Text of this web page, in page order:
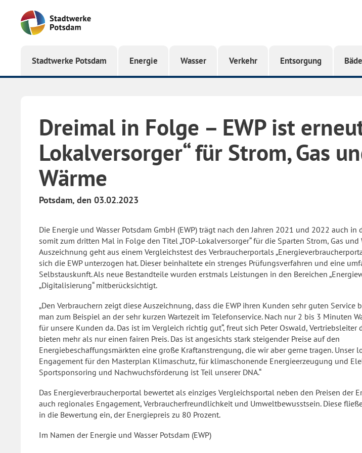
Startseite
Stadtwerke Potsdam Energie Wasser Verkehr Entsorgung
Dreimal in Folge – EWP ist erneut
Lokalversorger“ für Strom, Gas
Wärme
Potsdam, den 03.02.2023
Die Energie und Wasser Potsdam GmbH (EWP) trägt nach den Jahren 2021 und 2022 auch in
somit zum dritten Mal in Folge den Titel „TOP-Lokalversorger“ für die Sparten Strom, Gas und
Auszeichnung geht aus einem Vergleichstest des Verbraucherportals
sich die EWP unterzogen hat. Dieser beinhaltete ein strenges Prüfungsverfahren und eine
Selbstauskunft. Als neue Bestandteile wurden erstmals Leistungen in den Bereichen
„Digitalisierung“ mitberücksichtigt.
„Den Verbrauchern zeigt diese Auszeichnung, dass die EWP ihren Kunden sehr guten Service
man zum Beispiel an der sehr kurzen Wartezeit im Telefonservice. Nach nur 2 bis 3 Minuten
für unsere Kunden da. Das ist im Vergleich richtig gut“, freut sich Peter Oswald, Vertriebsleiter
bieten mehr als nur einen fairen Preis. Das ist angesichts stark steigender Preise auf den
Energiebeschaffungsmärkten eine große Kraftanstrengung, die wir aber gerne tragen. Unser
Engagement für den Masterplan Klimaschutz, für klimaschonende Energieerzeugung und
Sportsponsoring und Nachwuchsförderung ist Teil unserer DNA.“
Das Energieverbraucherportal bewertet als einziges Vergleichsportal neben den Preisen der
auch regionales Engagement, Verbraucherfreundlichkeit und Umweltbewusstsein. Diese
in die Bewertung ein, der Energiepreis zu 80 Prozent.
Im Namen der Energie und Wasser Potsdam (EWP)